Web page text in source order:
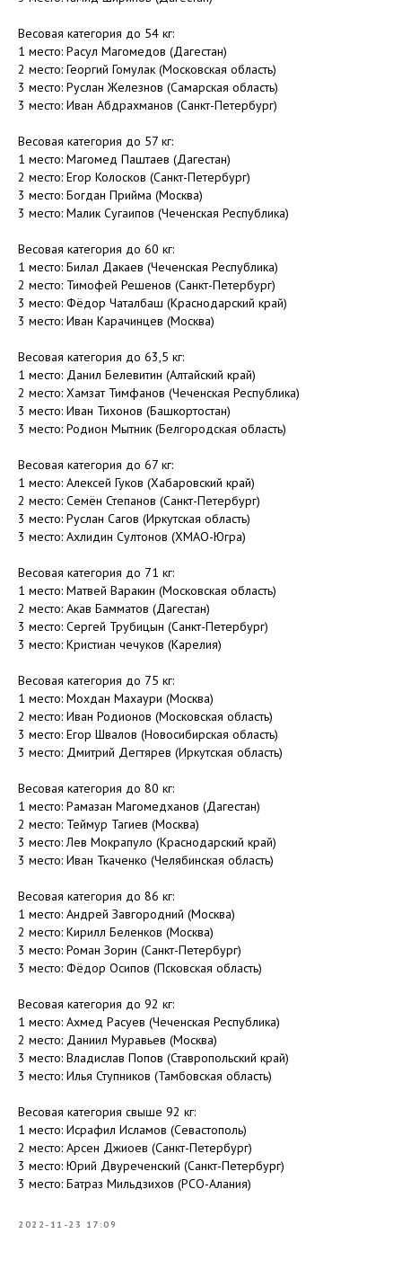
Весовая категория до 54 кг:
1 место: Расул Магомедов (Дагестан)
2 место: Георгий Гомулак (Московская область)
3 место: Руслан Железнов (Самарская область)
3 место: Иван Абдрахманов (Санкт-Петербург)
Весовая категория до 57 кг:
1 место: Магомед Паштаев (Дагестан)
2 место: Егор Колосков (Санкт-Петербург)
3 место: Богдан Прийма (Москва)
3 место: Малик Сугаипов (Чеченская Республика)
Весовая категория до 60 кг:
1 место: Билал Дакаев (Чеченская Республика)
2 место: Тимофей Решенов (Санкт-Петербург)
3 место: Фёдор Чаталбаш (Краснодарский край)
3 место: Иван Карачинцев (Москва)
Весовая категория до 63,5 кг:
1 место: Данил Белевитин (Алтайский край)
2 место: Хамзат Тимфанов (Чеченская Республика)
3 место: Иван Тихонов (Башкортостан)
3 место: Родион Мытник (Белгородская область)
Весовая категория до 67 кг:
1 место: Алексей Гуков (Хабаровский край)
2 место: Семён Степанов (Санкт-Петербург)
3 место: Руслан Сагов (Иркутская область)
3 место: Ахлидин Султонов (ХМАО-Югра)
Весовая категория до 71 кг:
1 место: Матвей Варакин (Московская область)
2 место: Акав Бамматов (Дагестан)
3 место: Сергей Трубицын (Санкт-Петербург)
3 место: Кристиан чечуков (Карелия)
Весовая категория до 75 кг:
1 место: Мохдан Махаури (Москва)
2 место: Иван Родионов (Московская область)
3 место: Егор Швалов (Новосибирская область)
3 место: Дмитрий Дегтярев (Иркутская область)
Весовая категория до 80 кг:
1 место: Рамазан Магомедханов (Дагестан)
2 место: Теймур Тагиев (Москва)
3 место: Лев Мокрапуло (Краснодарский край)
3 место: Иван Ткаченко (Челябинская область)
Весовая категория до 86 кг:
1 место: Андрей Завгородний (Москва)
2 место: Кирилл Беленков (Москва)
3 место: Роман Зорин (Санкт-Петербург)
3 место: Фёдор Осипов (Псковская область)
Весовая категория до 92 кг:
1 место: Ахмед Расуев (Чеченская Республика)
2 место: Даниил Муравьев (Москва)
3 место: Владислав Попов (Ставропольский край)
3 место: Илья Ступников (Тамбовская область)
Весовая категория свыше 92 кг:
1 место: Исрафил Исламов (Севастополь)
2 место: Арсен Джиоев (Санкт-Петербург)
3 место: Юрий Двуреченский (Санкт-Петербург)
3 место: Батраз Мильдзихов (РСО-Алания)
2022-11-23 17:09